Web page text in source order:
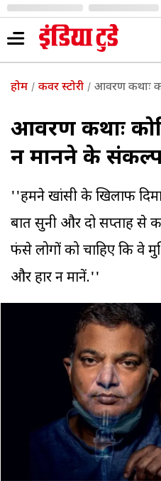
होम कवर स्टोरी आवरण कथाः कोविड
आवरण कथाः
न मानने के
''हमने खांसी के खिलाफ
बात सुनी और दो सप्ताह से
फंसे लोगों को चाहिए कि वे
और हार न मानें.''